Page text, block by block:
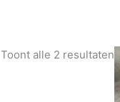
Toont alle 2 resultaten